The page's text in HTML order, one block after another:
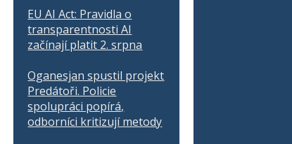
EU AI Act: Pravidla o
transparentnosti AI
začínají platit 2. srpna
Oganesjan spustil projekt
Predátoři. Policie
spolupráci popírá,
odborníci kritizují metody